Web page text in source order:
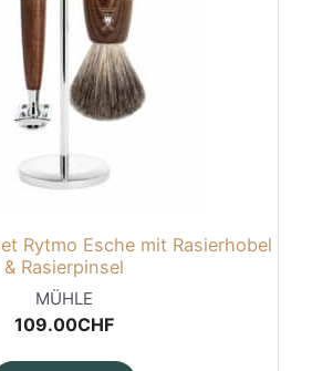
Rytmo Esche mit Rasierhobel
& Rasierpinsel
MÜHLE
109.00CHF